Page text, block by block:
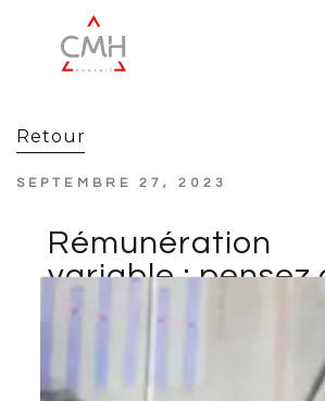
Retour
SEPTEMBRE 27, 2023
Rémunération
variable : pensez
les objectifs à